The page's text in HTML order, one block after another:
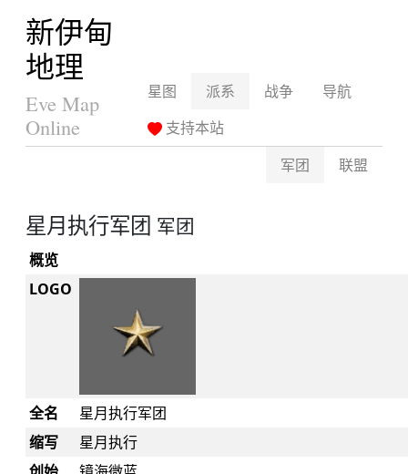
新伊甸
地理
Eve Map
Online
星图 派系 战争
导航
支持本站
联盟
军团
星月执行军团 军团
概览
LOGO
全名
星月执行军团
缩写
星月执行